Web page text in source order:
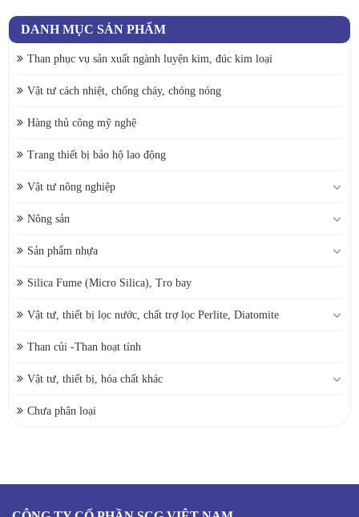
DANH MỤC SẢN PHẨM
Than phục vụ sản xuất ngành luyện kim, đúc kim loại
Vật tư cách nhiệt, chống cháy, chóng nóng
Hàng thủ công mỹ nghệ
Trang thiết bị bảo hộ lao động
Vật tư nông nghiệp
Nông sản
Sản phẩm nhựa
Silica Fume (Micro Silica), Tro bay
Vật tư, thiết bị lọc nước, chất trợ lọc Perlite, Diatomite
Than củi -Than hoạt tính
Vật tư, thiết bị, hóa chất khác
Chưa phân loại